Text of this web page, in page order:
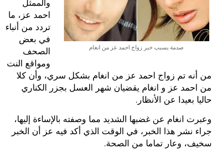
صدمة بسبب خبر زواج احمد عز من انغام
والممثل
احمد عز، ما
تردد من أنباء
في بعض
الصحف
ومواقع النت
من أنه تم زواج احمد عز من انغام بشكل سري، وأن كلا
من احمد عز و انغام يقضيان شهر العسل بجزر الكناري
حاليا بعيدا عن الأنظار.
وعبرت انغام عن غضبها الشديد مما وصفته بالإساءة إليها،
جراء نشر هذا الخبر، في الوقت الذي أكد فيه عز أن الخبر
سخيف، وعار تماما من الصحة.